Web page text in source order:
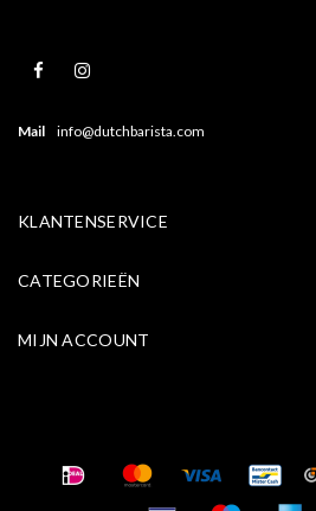
Mail info@dutchbarista.com
KLANTENSERVICE
CATEGORIEËN
MIJN ACCOUNT